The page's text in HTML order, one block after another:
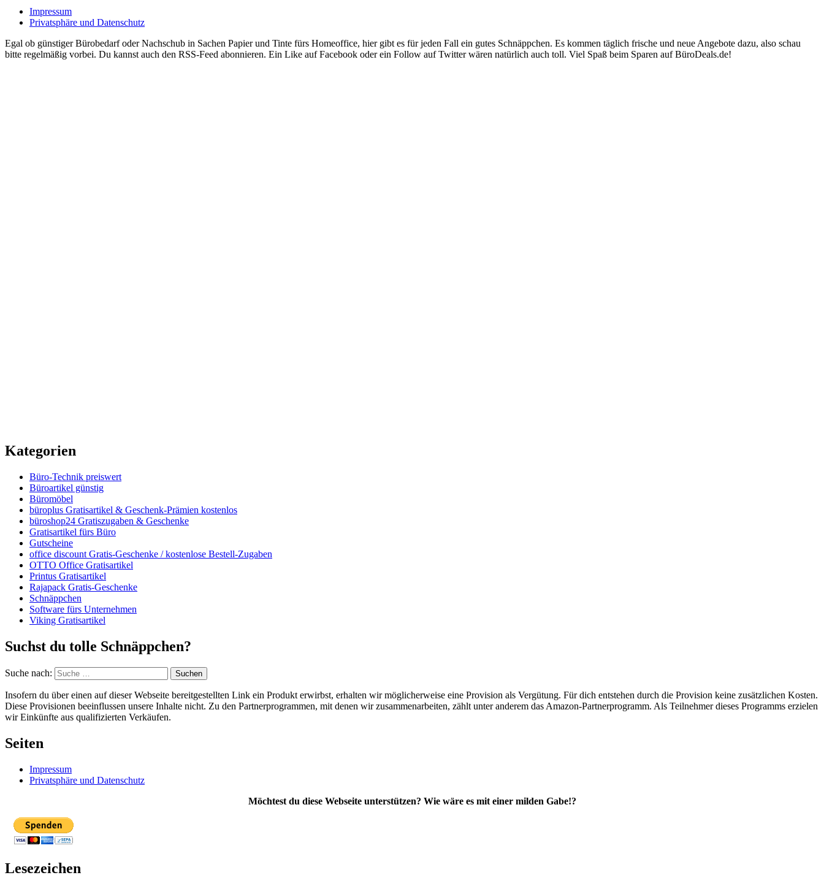
Impressum
Privatsphäre und Datenschutz
Egal ob günstiger Bürobedarf oder Nachschub in Sachen Papier und Tinte fürs Homeoffice, hier gibt es für jeden Fall ein gutes Schnäppchen. Es kommen täglich frische und neue Angebote dazu, also schau
bitte regelmäßig vorbei. Du kannst auch den RSS-Feed abonnieren. Ein Like auf Facebook oder ein Follow auf Twitter wären natürlich auch toll. Viel Spaß beim Sparen auf BüroDeals.de!
Kategorien
Büro-Technik preiswert
Büroartikel günstig
Büromöbel
büroplus Gratisartikel & Geschenk-Prämien kostenlos
büroshop24 Gratiszugaben & Geschenke
Gratisartikel fürs Büro
Gutscheine
office discount Gratis-Geschenke / kostenlose Bestell-Zugaben
OTTO Office Gratisartikel
Printus Gratisartikel
Rajapack Gratis-Geschenke
Schnäppchen
Software fürs Unternehmen
Viking Gratisartikel
Suchst du tolle Schnäppchen?
Suche nach: Suchen
Insofern du über einen auf dieser Webseite bereitgestellten Link ein Produkt erwirbst, erhalten wir möglicherweise eine Provision als Vergütung. Für dich entstehen durch die Provision keine zusätzlichen Kosten.
Diese Provisionen beeinflussen unsere Inhalte nicht. Zu den Partnerprogrammen, mit denen wir zusammenarbeiten, zählt unter anderem das Amazon-Partnerprogramm. Als Teilnehmer dieses Programms erzielen
wir Einkünfte aus qualifizierten Verkäufen.
Seiten
Impressum
Privatsphäre und Datenschutz
Möchtest du diese Webseite unterstützen? Wie wäre es mit einer milden Gabe!?
Lesezeichen